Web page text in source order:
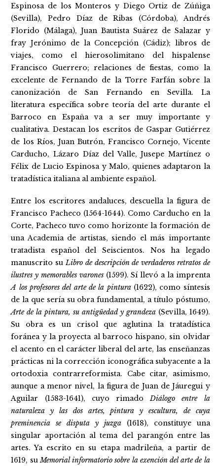
Espinosa de los Monteros y Diego Ortiz de Zúñiga
(Sevilla), Pedro Díaz de Ribas (Córdoba), Andrés
Florido (Málaga), Juan Bautista Suárez de Salazar y
fray Jerónimo de la Concepción (Cádiz); libros de
viajes, como el hierosolimitano del hispalense
Francisco Guerrero; relaciones de fiestas, como la
excelente de Fernando de la Torre Farfán sobre la
canonización de San Fernando en Sevilla. La
literatura específica sobre teoría del arte durante el
Barroco en España va a ser muy importante y
cualitativa. Destacan los escritos de Gaspar Gutiérrez
de los Ríos, Juan Butrón, Francisco Cornejo, Vicente
Carducho, Lázaro Díaz del Valle, Jusepe Martínez o
Félix de Lucio Espinosa y Malo, quienes adaptaron la
tratadística italiana al ambiente español.
Entre los escritores andaluces, descuella la figura de
Francisco Pacheco (1564-1644). Como Carducho en la
Corte, Pacheco tuvo como horizonte la formación de
una Academia de artistas, siendo el más importante
tratadista español del Seiscientos. Nos ha legado
manuscrito suLibro de descripción de verdaderos retratos de
ilustres y memorables varones(1599). Sí llevó a la imprenta
A los profesores del arte de la pintura(1622), como síntesis
de la que sería su obra fundamental, a título póstumo,
Arte de la pintura, su antigüedad y grandeza(Sevilla, 1649).
Su obra es un crisol que aglutina la tratadística
foránea y la proyecta al barroco hispano, sin olvidar
el acento en el carácter liberal del arte, las enseñanzas
prácticas ni la corrección iconográfica subyacente a la
ortodoxia contrarreformista. Cabe citar, asimismo,
aunque a menor nivel, la figura de Juan de Jáuregui y
Aguilar (1583-1641), cuyo rimadoDiálogo entre la
naturaleza y las dos artes, pintura y escultura, de cuya
preminencia se disputa y juzga(1618), constituye una
singular aportación al tema del parangón entre las
artes. Ya escrito en su etapa madrileña, a partir de
1619, suMemorial informatorio sobre la exención del arte de la